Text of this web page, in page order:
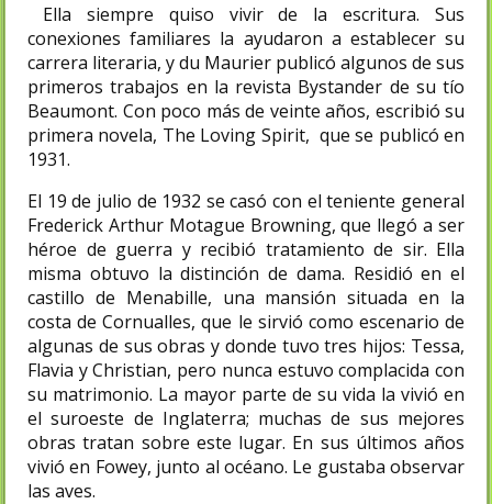
Ella siempre quiso vivir de la escritura. Sus
conexiones familiares la ayudaron a establecer su
carrera literaria, y du Maurier publicó algunos de sus
primeros trabajos en la revista Bystander de su tío
Beaumont. Con poco más de veinte años, escribió su
primera novela, The Loving Spirit, que se publicó en
1931.
El 19 de julio de 1932 se casó con el teniente general
Frederick Arthur Motague Browning, que llegó a ser
héroe de guerra y recibió tratamiento de sir. Ella
misma obtuvo la distinción de dama. Residió en el
castillo de Menabille, una mansión situada en la
costa de Cornualles, que le sirvió como escenario de
algunas de sus obras y donde tuvo tres hijos: Tessa,
Flavia y Christian, pero nunca estuvo complacida con
su matrimonio. La mayor parte de su vida la vivió en
el suroeste de Inglaterra; muchas de sus mejores
obras tratan sobre este lugar. En sus últimos años
vivió en Fowey, junto al océano. Le gustaba observar
las aves.